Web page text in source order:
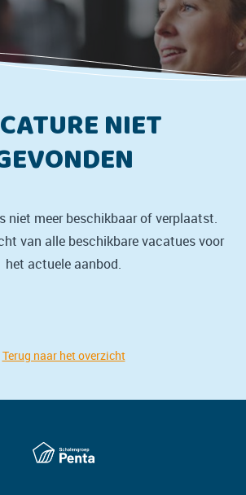
NIET
niet meer beschikbaar of verplaatst.
van alle beschikbare vacatues voor
het actuele aanbod.
Terug naar het overzicht